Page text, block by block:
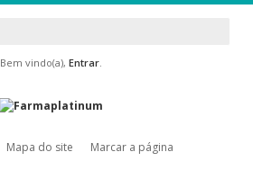
Bem vindo(a), Entrar.
Mapa do site Marcar a página